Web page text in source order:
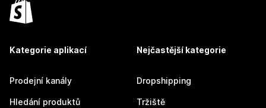
Kategorie aplikací
Prodejní kanály
Hledání produktů
Nejčastější kategorie
Dropshipping
Tržiště